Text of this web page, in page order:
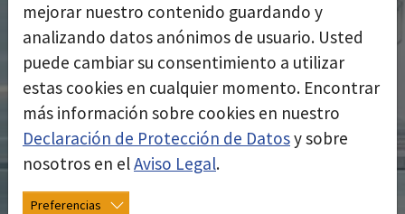
mejorar nuestro contenido guardando y
analizando datos anónimos de usuario. Usted
puede cambiar su consentimiento a utilizar
estas cookies en cualquier momento. Encontrar
más información sobre cookies en nuestro
Declaración de Protección de Datosy sobre
nosotros en elAviso Legal.
Preferencias